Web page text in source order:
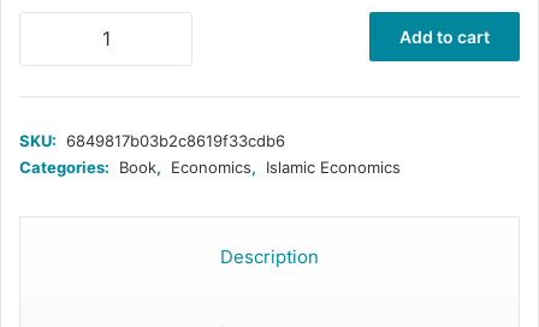
اسلامی
از
پروفیسر
Add to cart
SKU: 6849817b03b2c8619f33cdb6
Categories:
Book, Economics, Islamic Economics
Description